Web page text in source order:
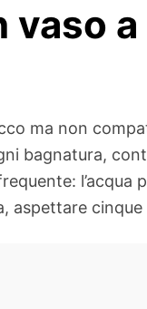
vaso
ma non
bagnatura,
aspettare